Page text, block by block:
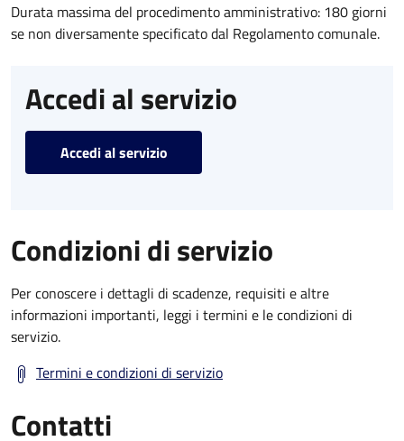
Durata massima del procedimento amministrativo: 180 giorni
se non diversamente specificato dal Regolamento comunale.
Accedi al servizio
Accedi al servizio
Condizioni di servizio
Per conoscere i dettagli di scadenze, requisiti e altre
informazioni importanti, leggi i termini e le condizioni di
servizio.
Termini e condizioni di servizio
Contatti